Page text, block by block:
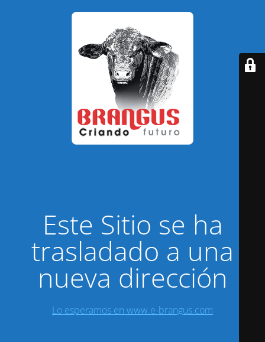
Este Sitio se ha
trasladado a una
nueva dirección
Lo esperamos en www.e-brangus.com